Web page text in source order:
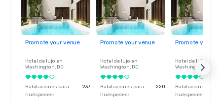
Promote your venue
Hotel de lujo en
Washington, DC
Habitaciones para
huéspedes:
237
Promote your venue
Hotel de lujo en
Washington, DC
Habitaciones para
huéspedes:
220
Promote your
Hotel de lujo en
Washington
Habitaciones para
huéspedes